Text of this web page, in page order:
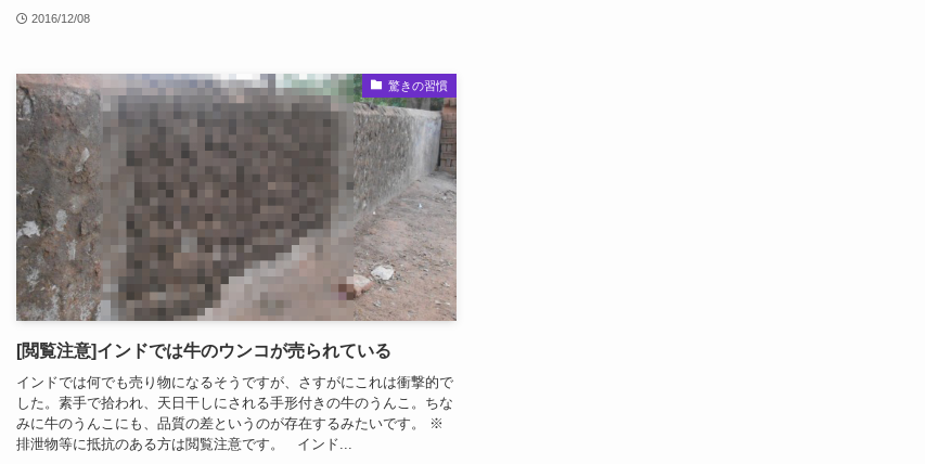
2016/12/08
驚きの習慣
[閲覧注意]インドでは牛のウンコが売られている
インドでは何でも売り物になるそうですが、さすがにこれは衝撃的で
した。素手で拾われ、天日干しにされる手形付きの牛のうんこ。ちな
みに牛のうんこにも、品質の差というのが存在するみたいです。 ※
排泄物等に抵抗のある方は閲覧注意です。 インド...